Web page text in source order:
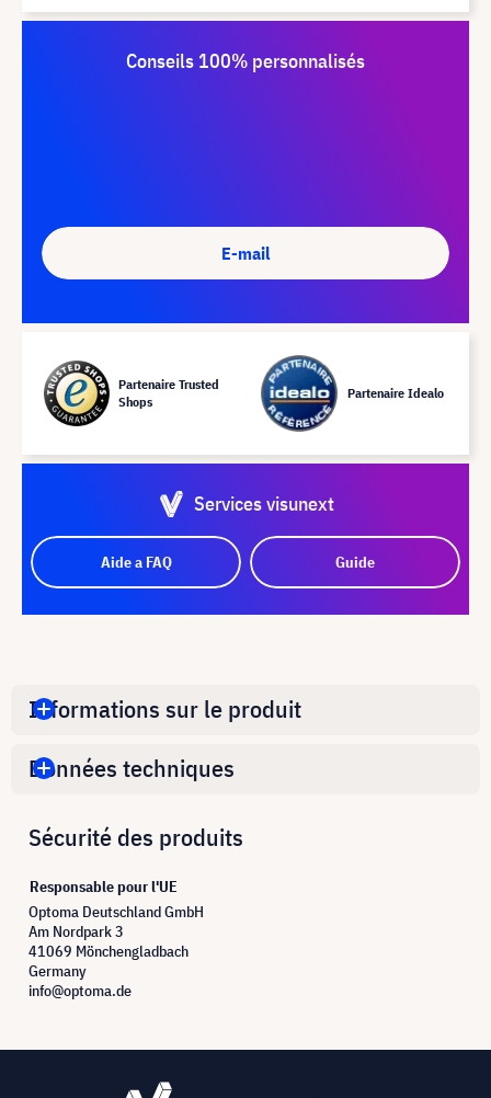
Conseils 100% personnalisés
E-mail
Partenaire Trusted
Shops
Partenaire Idealo
Services visunext
Aide a FAQ Guide
Informations sur le produit
Données techniques
Sécurité des produits
Responsable pour l'UE
Optoma Deutschland GmbH
Am Nordpark 3
41069 Mönchengladbach
Germany
info@optoma.de